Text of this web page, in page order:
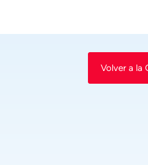
Volver a la